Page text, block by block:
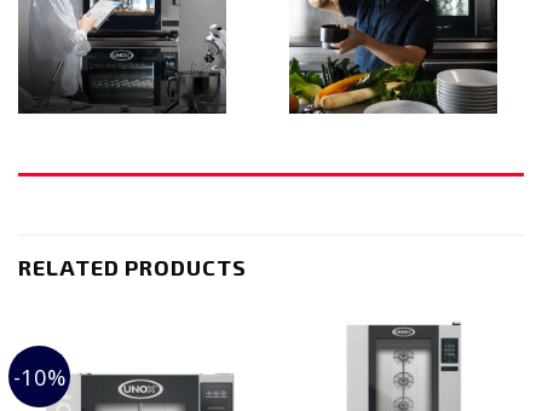
RELATED PRODUCTS
-10%